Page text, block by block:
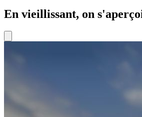
En vieillissant, on